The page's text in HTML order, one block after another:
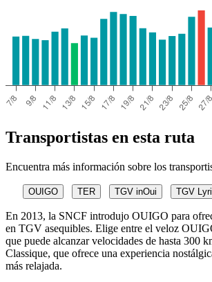
Transportistas en esta ruta
Encuentra más información sobre los
OUIGO TER TGV inOui TGV
En 2013, la SNCF introdujo OUIGO para
en TGV asequibles. Elige entre el veloz
que puede alcanzar velocidades de hasta 300
Classique, que ofrece una experiencia
más relajada.